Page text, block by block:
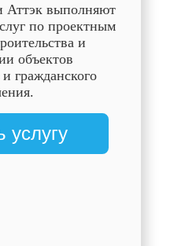
Аттэк выполняют
по проектным
и
объектов
гражданского
услугу